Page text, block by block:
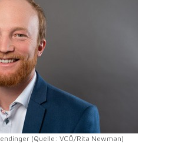
(Quelle: VCÖ/Rita Newman)